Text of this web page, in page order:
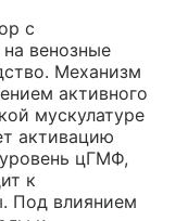
с
венозные
Механизм
активного
мускулатуре
активацию
цГМФ,
к
Под влиянием